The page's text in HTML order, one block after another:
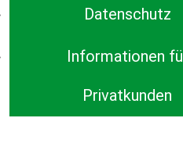
Datenschutz
Informationen
Privatkunden